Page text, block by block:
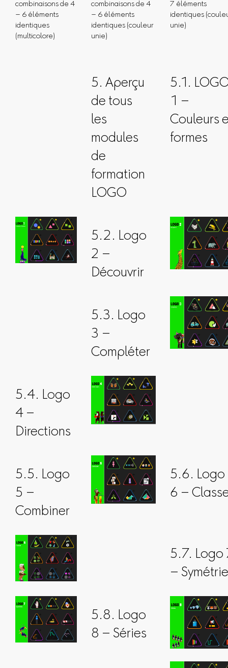
combinaisons de 4
– 6 éléments
identiques
(multicolore)
combinaisons de 4
– 6 éléments
identiques (couleur
unie)
7 éléments
identiques
unie)
5. Aperçu
de tous
les
modules
de
formation
LOGO
5.1.
1 –
Couleurs
formes
5.2. Logo
2 –
Découvrir
5.3. Logo
3 –
Compléter
5.4. Logo
4 –
Directions
5.5. Logo
5 –
Combiner
5.6. Logo
6 –
5.7. Logo
–
5.8. Logo
8 – Séries